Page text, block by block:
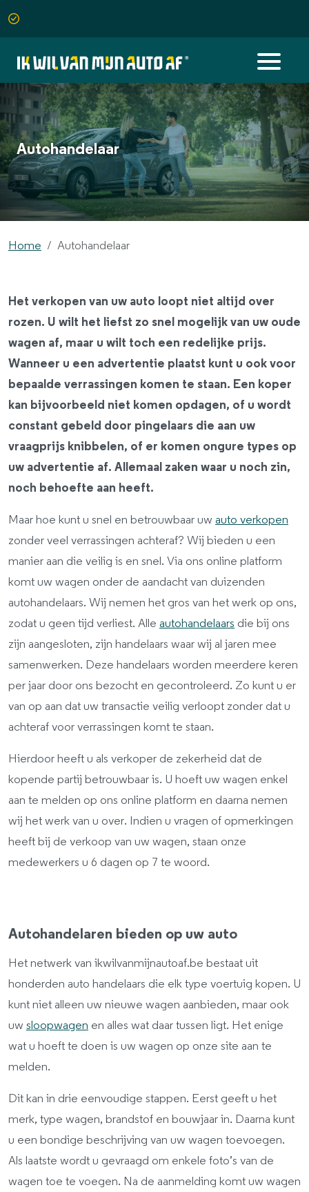
Autohandelaar
Home Autohandelaar
Het verkopen van uw auto loopt niet altijd over
rozen. U wilt het liefst zo snel mogelijk van uw oude
wagen af, maar u wilt toch een redelijke prijs.
Wanneer u een advertentie plaatst kunt u ook voor
bepaalde verrassingen komen te staan. Een koper
kan bijvoorbeeld niet komen opdagen, of u wordt
constant gebeld door pingelaars die aan uw
vraagprijs knibbelen, of er komen ongure types op
uw advertentie af. Allemaal zaken waar u noch zin,
noch behoefte aan heeft.
Maar hoe kunt u snel en betrouwbaar uw auto verkopen
zonder veel verrassingen achteraf? Wij bieden u een
manier aan die veilig is en snel. Via ons online platform
komt uw wagen onder de aandacht van duizenden
autohandelaars. Wij nemen het gros van het werk op ons,
zodat u geen tijd verliest. Alle autohandelaars die bij ons
zijn aangesloten, zijn handelaars waar wij al jaren mee
samenwerken. Deze handelaars worden meerdere keren
per jaar door ons bezocht en gecontroleerd. Zo kunt u er
van op aan dat uw transactie veilig verloopt zonder dat u
achteraf voor verrassingen komt te staan.
Hierdoor heeft u als verkoper de zekerheid dat de
kopende partij betrouwbaar is. U hoeft uw wagen enkel
aan te melden op ons online platform en daarna nemen
wij het werk van u over. Indien u vragen of opmerkingen
heeft bij de verkoop van uw wagen, staan onze
medewerkers u 6 dagen op 7 te woord.
Autohandelaren bieden op uw auto
Het netwerk van ikwilvanmijnautoaf.be bestaat uit
honderden auto handelaars die elk type voertuig kopen. U
kunt niet alleen uw nieuwe wagen aanbieden, maar ook
uw sloopwagen en alles wat daar tussen ligt. Het enige
wat u hoeft te doen is uw wagen op onze site aan te
melden.
Dit kan in drie eenvoudige stappen. Eerst geeft u het
merk, type wagen, brandstof en bouwjaar in. Daarna kunt
u een bondige beschrijving van uw wagen toevoegen.
Als laatste wordt u gevraagd om enkele foto’s van de
wagen toe te voegen. Na de aanmelding komt uw wagen